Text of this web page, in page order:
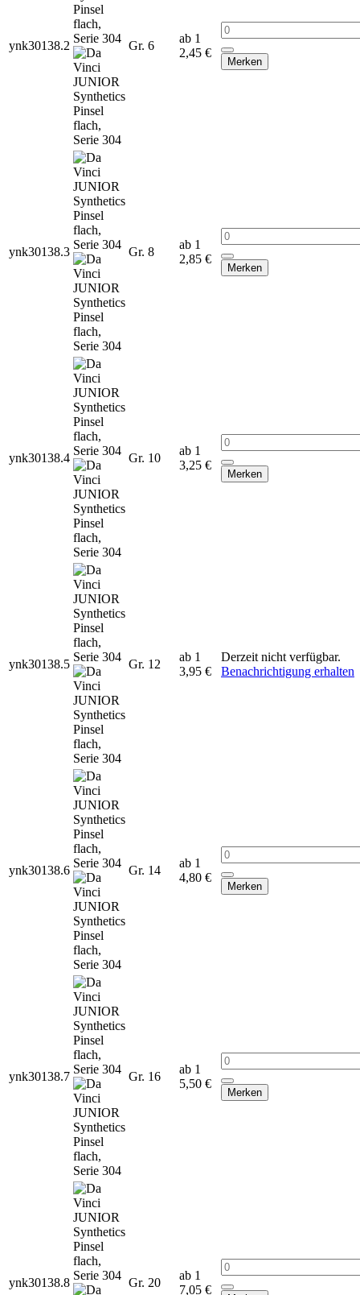
ynk30138.2 Gr. 6
ab 1
2,45 €
Merken
ynk30138.3 Gr. 8
ab 1
2,85 €
Merken
ynk30138.4 Gr. 10
ab 1
3,25 €
Merken
ynk30138.5 Gr. 12
ab 1
3,95 €
Derzeit nicht verfügbar.
Benachrichtigung erhalten
ynk30138.6 Gr. 14
ab 1
4,80 €
Merken
ynk30138.7 Gr. 16
ab 1
5,50 €
Merken
ynk30138.8 Gr. 20
ab 1
7,05 €